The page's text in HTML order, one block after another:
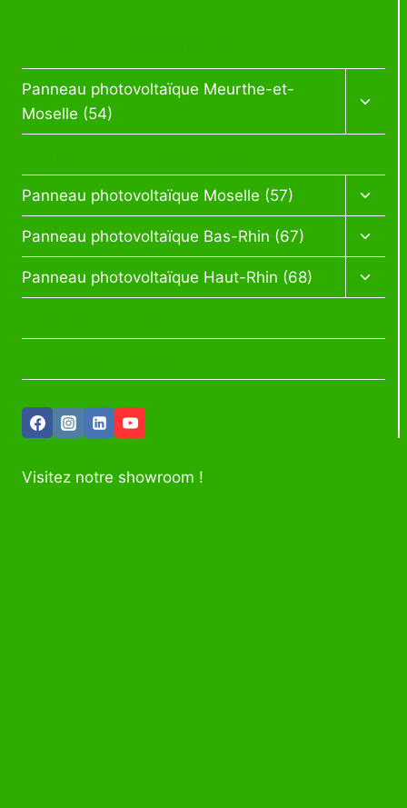
Panneau photovoltaïque Meurthe-et-
Moselle (54)
Panneau photovoltaïque Moselle (57)
Panneau photovoltaïque Bas-Rhin (67)
Panneau photovoltaïque Haut-Rhin (68)
Visitez notre showroom !